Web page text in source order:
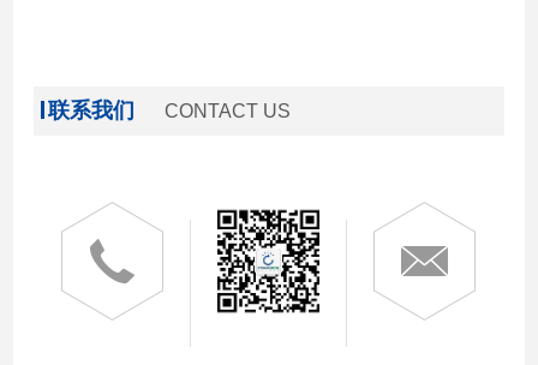
联系我们 CONTACT US